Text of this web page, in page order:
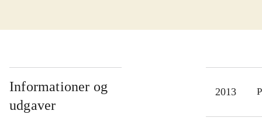
Informationer og
udgaver
2013